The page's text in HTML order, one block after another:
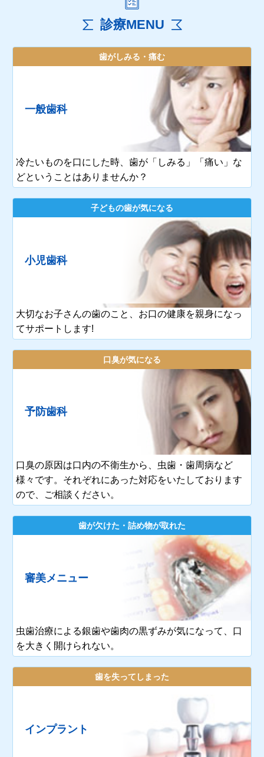
診療MENU
歯がしみる・痛む
一般歯科
冷たいものを口にした時、歯が「しみる」「痛い」な
どということはありませんか？
子どもの歯が気になる
小児歯科
大切なお子さんの歯のこと、お口の健康を親身になっ
てサポートします!
口臭が気になる
予防歯科
口臭の原因は口内の不衛生から、虫歯・歯周病など
様々です。それぞれにあった対応をいたしております
ので、ご相談ください。
歯が欠けた・詰め物が取れた
審美メニュー
虫歯治療による銀歯や歯肉の黒ずみが気になって、口
を大きく開けられない。
歯を失ってしまった
インプラント